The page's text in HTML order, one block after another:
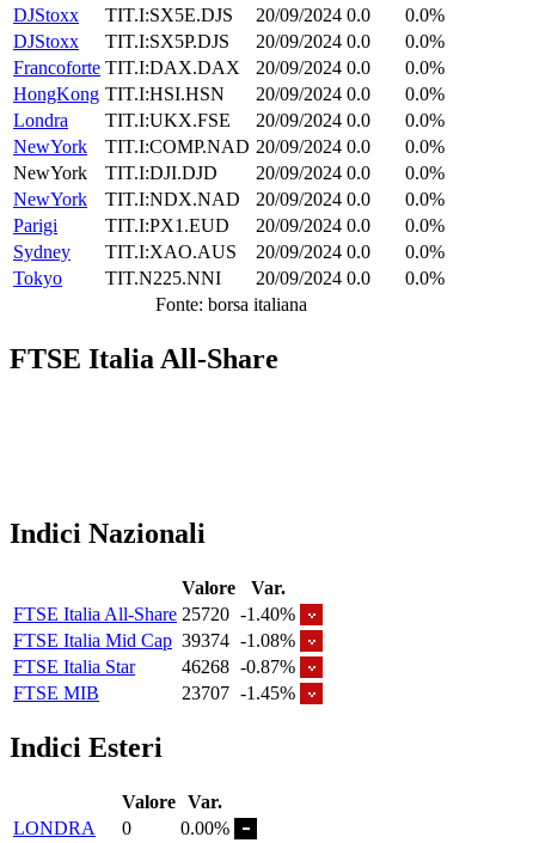
DJStoxx
TIT.I:SX5E.DJS 20/09/2024 0.0
0.0%
DJStoxx
TIT.I:SX5P.DJS 20/09/2024 0.0
0.0%
Francoforte TIT.I:DAX.DAX 20/09/2024 0.0
0.0%
HongKong TIT.I:HSI.HSN 20/09/2024 0.0
0.0%
Londra
TIT.I:UKX.FSE 20/09/2024 0.0
0.0%
NewYork
TIT.I:COMP.NAD 20/09/2024 0.0
0.0%
NewYork
TIT.I:DJI.DJD 20/09/2024 0.0
0.0%
NewYork
TIT.I:NDX.NAD 20/09/2024 0.0
0.0%
Parigi
TIT.I:PX1.EUD 20/09/2024 0.0
0.0%
Sydney
TIT.I:XAO.AUS 20/09/2024 0.0
0.0%
Tokyo
TIT.N225.NNI 20/09/2024 0.0
0.0%
Fonte: borsa italiana
FTSE Italia All-Share
Indici Nazionali
Valore
Var.
FTSE Italia All-Share 25720 -1.40%
FTSE Italia Mid Cap 39374 -1.08%
FTSE Italia Star
46268 -0.87%
FTSE MIB
23707 -1.45%
Indici Esteri
Valore Var.
LONDRA
0
0.00%